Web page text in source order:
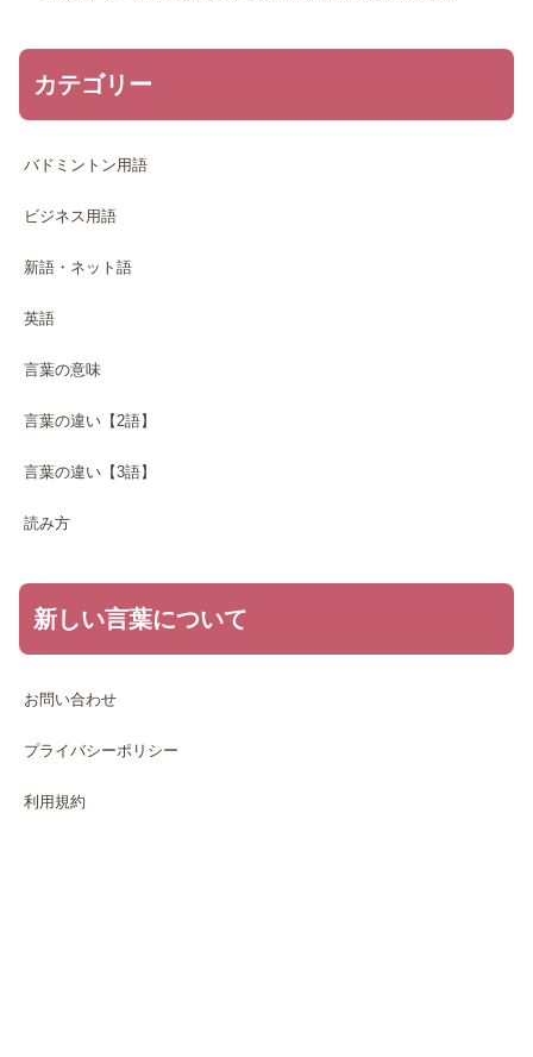
カテゴリー
バドミントン用語
ビジネス用語
新語・ネット語
英語
言葉の意味
言葉の違い【2語】
言葉の違い【3語】
読み方
新しい言葉について
お問い合わせ
プライバシーポリシー
利用規約